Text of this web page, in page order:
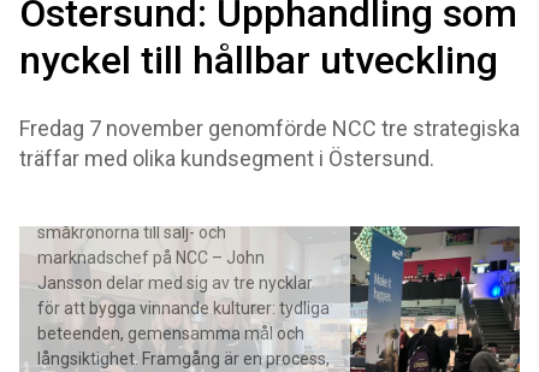
Östersund: Upphandling som
nyckel till hållbar utveckling
Fredag 7 november genomförde NCC tre strategiska
träffar med olika kundsegment i Östersund.
småkronorna till sälj- och
marknadschef på NCC – John
Jansson delar med sig av tre nycklar
för att bygga vinnande kulturer: tydliga
beteenden, gemensamma mål och
långsiktighet. Framgång är en process,